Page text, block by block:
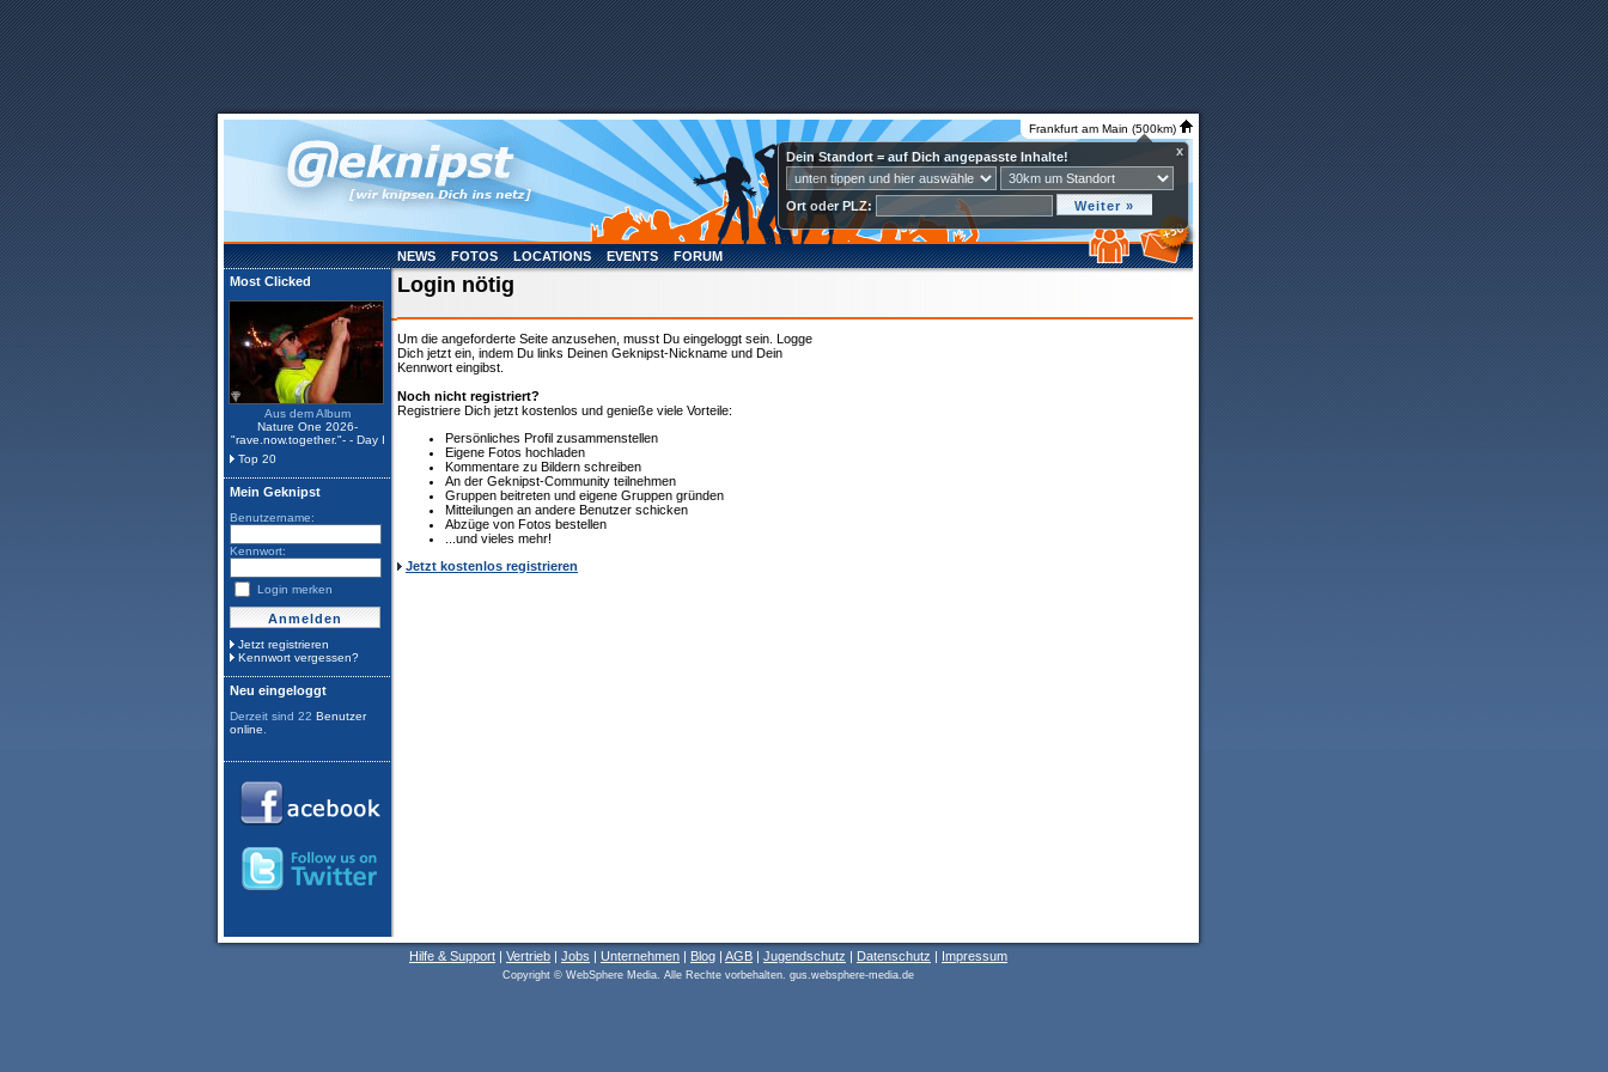
Frankfurt am Main (500km)
Dein Standort = auf Dich angepasste Inhalte! x
Ort oder PLZ:
NEWS FOTOS LOCATIONS EVENTS
FORUM
Most Clicked
Aus dem Album
Nature One 2026-
"rave.now.together."- - Day I
Top 20
Mein Geknipst
Benutzername:
Kennwort:
Login merken
Jetzt registrieren
Kennwort vergessen?
Neu eingeloggt
Derzeit sind 22 Benutzer
online
Login nötig
Um die angeforderte Seite anzusehen, musst Du eingeloggt sein. Logge
Dich jetzt ein, indem Du links Deinen Geknipst-Nickname und Dein
Kennwort eingibst.
Noch nicht registriert?
Registriere Dich jetzt kostenlos und genieße viele Vorteile:
Persönliches Profil zusammenstellen
Eigene Fotos hochladen
Kommentare zu Bildern schreiben
An der Geknipst-Community teilnehmen
Gruppen beitreten und eigene Gruppen gründen
Mitteilungen an andere Benutzer schicken
Abzüge von Fotos bestellen
...und vieles mehr!
Jetzt kostenlos registrieren
Hilfe & Support | Vertrieb | Jobs | Unternehmen | Blog | AGB | Jugendschutz | Datenschutz | Impressum
Copyright © WebSphere Media. Alle Rechte vorbehalten. gus.websphere-media.de